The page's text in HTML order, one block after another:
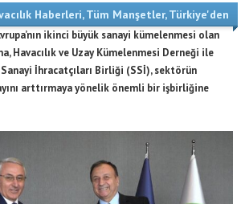
Haberleri,Tüm Manşetler,Türkiye'den
ikinci büyük sanayi kümelenmesi olan
Havacılık ve Uzay Kümelenmesi Derneği ile
Sanayi İhracatçıları Birliği (SSİ), sektörün
arttırmaya yönelik önemli bir işbirliğine